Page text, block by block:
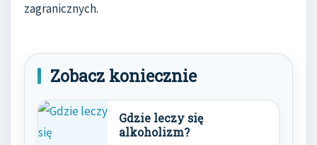
zagranicznych.
Zobacz koniecznie
Gdzie leczy się
alkoholizm?